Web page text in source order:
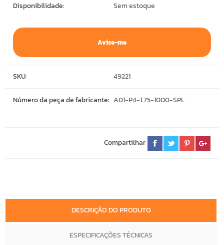
Disponibilidade: Sem estoque
Avise-me
SKU: 49221
Número da peça de fabricante: A01-P4-1.75-1000-SPL
Compartilhar
DESCRIÇÃO DO PRODUTO
ESPECIFICAÇÕES TÉCNICAS